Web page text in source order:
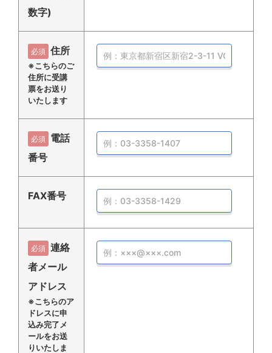
数字)
必須 住所
※こちらのご
住所に受講
票をお送り
いたします
必須 電話
番号
FAX番号
必須 連絡
者メール
アドレス
※こちらのア
ドレスに申
込み完了メ
ールをお送
りいたしま